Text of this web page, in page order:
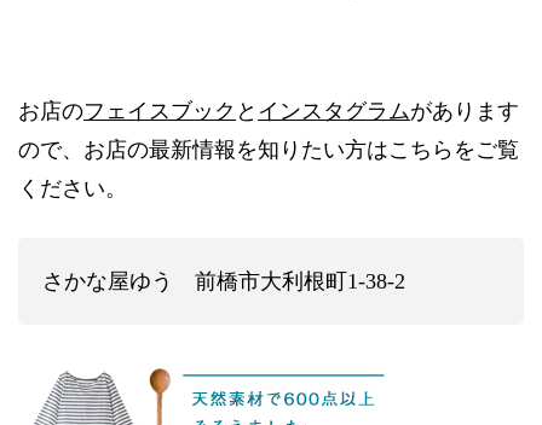
お店のフェイスブック と インスタグラムがあります
ので、お店の最新情報を知りたい方はこちらをご覧
ください。
さかな屋ゆう 前橋市大利根町1-38-2